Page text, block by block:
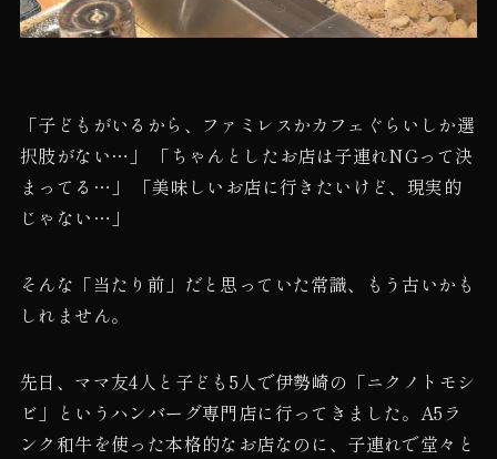
「子どもがいるから、ファミレスかカフェぐらいしか選
択肢がない…」 「ちゃんとしたお店は子連れNGって決
まってる…」 「美味しいお店に行きたいけど、現実的
じゃない…」
そんな「当たり前」だと思っていた常識、もう古いかも
しれません。
先日、ママ友4人と子ども5人で伊勢崎の「ニクノトモシ
ビ」というハンバーグ専門店に行ってきました。A5ラ
ンク和牛を使った本格的なお店なのに、子連れで堂々と